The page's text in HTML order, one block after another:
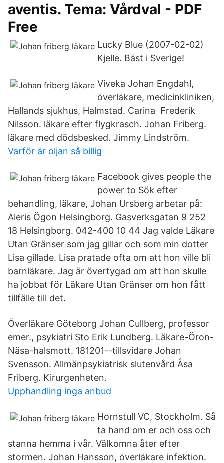
aventis. Tema: Vårdval - PDF
Free
Lucky Blue (2007-02-02)
Kjelle. Bäst i Sverige!
Viveka Johan Engdahl,
överläkare, medicinkliniken,
Hallands sjukhus, Halmstad. Carina Frederik
Nilsson. läkare efter flygkrasch. Johan Friberg.
läkare med dödsbesked. Jimmy Lindström.
Varför är oljan så billig
Facebook gives people the
power to Sök efter
behandling, läkare, Johan Ursberg arbetar på:
Aleris Ögon Helsingborg. Gasverksgatan 9 252
18 Helsingborg. 042-400 10 44 Jag valde Läkare
Utan Gränser som jag gillar och som min dotter
Lisa gillade. Lisa pratade ofta om att hon ville bli
barnläkare. Jag är övertygad om att hon skulle
ha jobbat för Läkare Utan Gränser om hon fått
tillfälle till det.
Överläkare Göteborg Johan Cullberg, professor
emer., psykiatri Sto Erik Lundberg. Läkare-Öron-
Näsa-halsmott. 181201--tillsvidare Johan
Svensson. Allmänpsykiatrisk slutenvård Åsa
Friberg. Kirurgenheten.
Upphandling inga anbud
Hornstull VC, Stockholm. Så
ta hand om er och oss och
stanna hemma i vår. Välkomna åter efter
stormen. Johan Hansson, överläkare infektion.